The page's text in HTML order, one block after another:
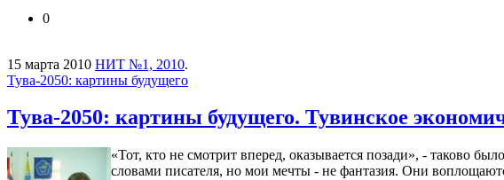
0
15 марта 2010 НИТ №1, 2010.
Тува-2050: картины будущего
Тува-2050: картины будущего. Тувинское
«Тот, кто не смотрит вперед, оказы­вается позади», - таково
словами писателя, но мои мечты - не фантазия. Они